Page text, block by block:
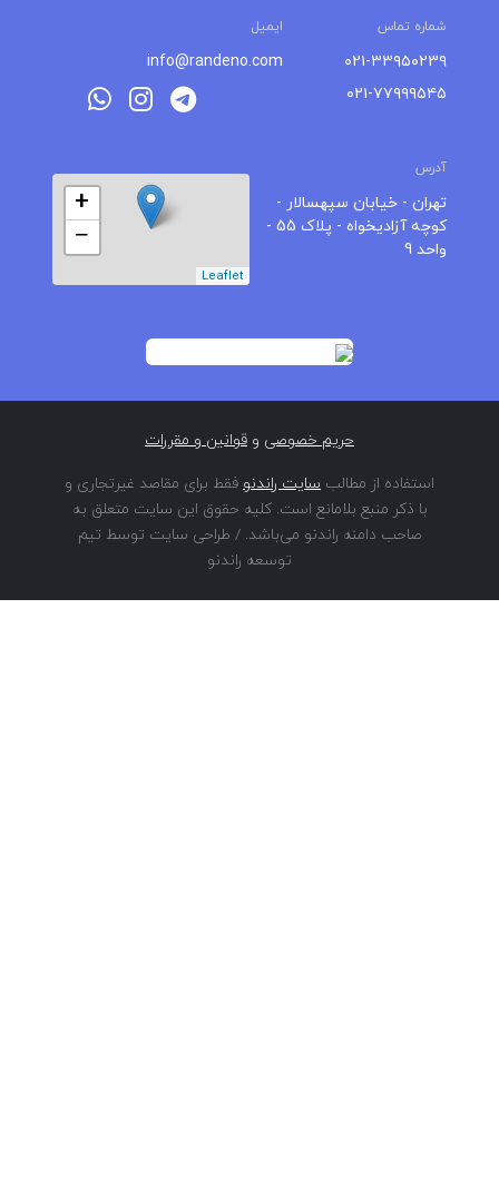
شماره تماس ایمیل
۰۲۱-۳۳۹۵۰۲۳۹
۰۲۱-۷۷۹۹۹۵۴۵
info@randeno.com
آدرس
تهران - خیابان سپهسالار -
کوچه آزادیخواه - پلاک 55 -
واحد 9
+
−
Leaflet
حریم خصوصی و قوانین و مقررات
استفاده از مطالب سایت راندنو فقط برای مقاصد غیرتجاری و
با ذکر منبع بلامانع است. کلیه حقوق این سایت متعلق به
صاحب دامنه راندنو می‌باشد. / طراحی سایت توسط تیم
توسعه راندنو